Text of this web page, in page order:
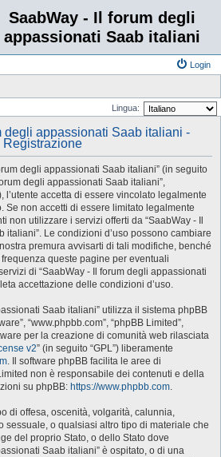
SaabWay - Il forum degli
appassionati Saab italiani
Login
Lingua:
degli appassionati Saab italiani -
Registrazione
degli appassionati Saab italiani” (in seguito
degli appassionati Saab italiani”,
l’utente accetta di essere vincolato legalmente
Se non accetti di essere limitato legalmente
non utilizzare i servizi offerti da “SaabWay - Il
italiani”. Le condizioni d’uso possono cambiare
premura avvisarti di tali modifiche, benché
queste pagine per eventuali
di “SaabWay - Il forum degli appassionati
accettazione delle condizioni d’uso.
Saab italiani” utilizza il sistema phpBB
“www.phpbb.com”, “phpBB Limited”,
per la creazione di comunità web rilasciata
v2” (in seguito “GPL”) liberamente
. Il software phpBB facilita le aree di
non è responsabile dei contenuti e della
su phpBB: https://www.phpbb.com.
di offesa, oscenità, volgarità, calunnia,
sessuale, o qualsiasi altro tipo di materiale che
del proprio Stato, o dello Stato dove
Saab italiani” è ospitato, o di una